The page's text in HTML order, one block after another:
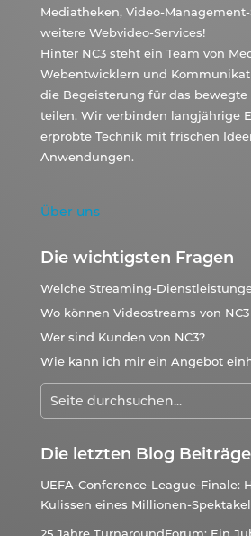
Mediatheken, Video-
weitere Webvideo-Services!
Hinter NC3 steht ein Team von
Webentwicklern und
die Begeisterung für das
teilen. Wir verbinden langjährige
erprobte Technik mit frischen
Anwendungen.
Über uns
Die wichtigsten Fragen
Welche Streaming-
Wo können Videostreams von
Wer sind Kunden von NC3?
Wie kann ich mir ein Angebot
Die letzten Blog Beiträge
UEFA-Conference-League-Finale:
Kulissen eines Millionen-